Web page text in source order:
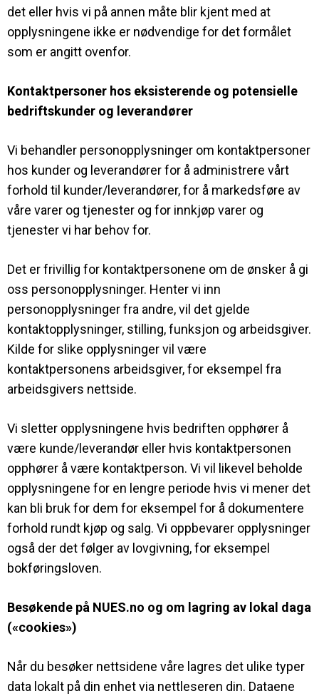
det eller hvis vi på annen måte blir kjent med at
opplysningene ikke er nødvendige for det formålet
som er angitt ovenfor.
Kontaktpersoner hos eksisterende og potensielle
bedriftskunder og leverandører
Vi behandler personopplysninger om kontaktpersoner
hos kunder og leverandører for å administrere vårt
forhold til kunder/leverandører, for å markedsføre av
våre varer og tjenester og for innkjøp varer og
tjenester vi har behov for.
Det er frivillig for kontaktpersonene om de ønsker å gi
oss personopplysninger. Henter vi inn
personopplysninger fra andre, vil det gjelde
kontaktopplysninger, stilling, funksjon og arbeidsgiver.
Kilde for slike opplysninger vil være
kontaktpersonens arbeidsgiver, for eksempel fra
arbeidsgivers nettside.
Vi sletter opplysningene hvis bedriften opphører å
være kunde/leverandør eller hvis kontaktpersonen
opphører å være kontaktperson. Vi vil likevel beholde
opplysningene for en lengre periode hvis vi mener det
kan bli bruk for dem for eksempel for å dokumentere
forhold rundt kjøp og salg. Vi oppbevarer opplysninger
også der det følger av lovgivning, for eksempel
bokføringsloven.
Besøkende på NUES.no og om lagring av lokal daga
(«cookies»)
Når du besøker nettsidene våre lagres det ulike typer
data lokalt på din enhet via nettleseren din. Dataene